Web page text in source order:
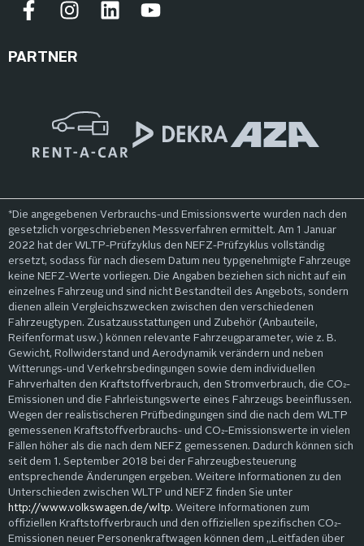
PARTNER
*Die angegebenen Verbrauchs-und Emissionswerte wurden nach den
gesetzlich vorgeschriebenen Messverfahren ermittelt. Am 1 Januar
2022 hat der WLTP-Prüfzyklus den NEFZ-Prüfzyklus vollständig
ersetzt, sodass für nach diesem Datum neu typgenehmigte Fahrzeuge
keine NEFZ-Werte vorliegen. Die Angaben beziehen sich nicht auf ein
einzelnes Fahrzeug und sind nicht Bestandteil des Angebots, sondern
dienen allein Vergleichszwecken zwischen den verschiedenen
Fahrzeugtypen. Zusatzausstattungen und Zubehör (Anbauteile,
Reifenformat usw.) können relevante Fahrzeugparameter, wie z. B.
Gewicht, Rollwiderstand und Aerodynamik verändern und neben
Witterungs-und Verkehrsbedingungen sowie dem individuellen
Fahrverhalten den Kraftstoffverbrauch, den Stromverbrauch, die CO₂-
Emissionen und die Fahrleistungswerte eines Fahrzeugs beeinflussen.
Wegen der realistischeren Prüfbedingungen sind die nach dem WLTP
gemessenen Kraftstoffverbrauchs- und CO₂-Emissionswerte in vielen
Fällen höher als die nach dem NEFZ gemessenen. Dadurch können sich
seit dem 1. September 2018 bei der Fahrzeugbesteuerung
entsprechende Änderungen ergeben. Weitere Informationen zu den
Unterschieden zwischen WLTP und NEFZ finden Sie unter
http://www.volkswagen.de/wltp. Weitere Informationen zum
offiziellen Kraftstoffverbrauch und den offiziellen spezifischen CO₂-
Emissionen neuer Personenkraftwagen können dem „Leitfaden über